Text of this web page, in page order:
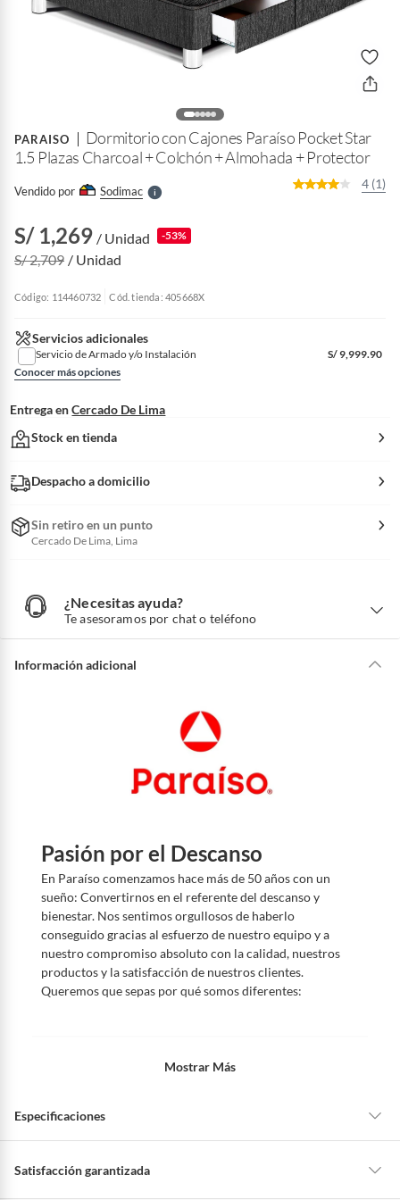
PARAISO
Dormitorio con Cajones Paraíso Pocket Star
1.5 Plazas Charcoal + Colchón + Almohada + Protector
Vendido por SodimacS
l
l
e
4 (1)
S/ 1,269 / Unidad -53%
S/ 2,709 / Unidad
Código: 114460732 Cód. tienda: 405668X
Servicios adicionales
Servicio de Armado y/o Instalación S/9,999.90
Conocer más opciones
Entrega en Cercado De Lima
Stock en tienda
Despacho a domicilio
Sin retiro en un punto
Cercado De Lima, Lima
¿Necesitas ayuda?
Te asesoramos por chat o teléfono
N
e
t
Información adicional
Pasión por el Descanso
En Paraíso comenzamos hace más de 50 años con un
sueño: Convertirnos en el referente del descanso y
bienestar. Nos sentimos orgullosos de haberlo
conseguido gracias al esfuerzo de nuestro equipo y a
nuestro compromiso absoluto con la calidad, nuestros
productos y la satisfacción de nuestros clientes.
Queremos que sepas por qué somos diferentes:
Mostrar Más
Especificaciones
Detalle de la garantía
Satisfacción garantizada